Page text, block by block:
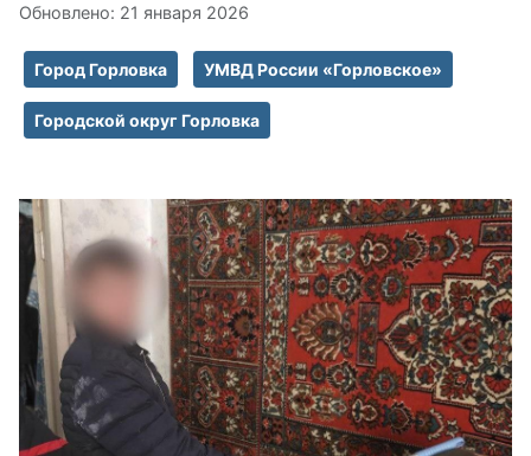
Обновлено: 21 января 2026
Город Горловка УМВД России «Горловское»
Городской округ Горловка